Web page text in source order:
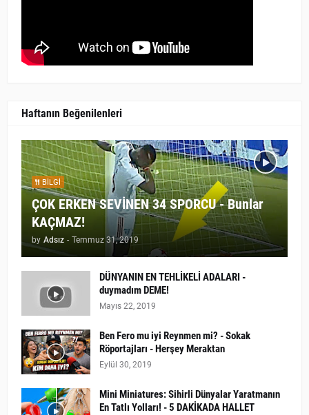
Haftanın Beğenilenleri
BILGI
ÇOK ERKEN SEVİNEN 34 SPORCU - Bunlar
KAÇMAZ!
by Adsız - Temmuz 31, 2019
DÜNYANIN EN TEHLİKELİ ADALARI -
duymadım DEME!
Mayıs 22, 2019
Ben Fero mu iyi Reynmen mi? - Sokak
Röportajları - Herşey Meraktan
Eylül 30, 2019
Mini Miniatures: Sihirli Dünyalar Yaratmanın
En Tatlı Yolları! - 5 DAKİKADA HALLET